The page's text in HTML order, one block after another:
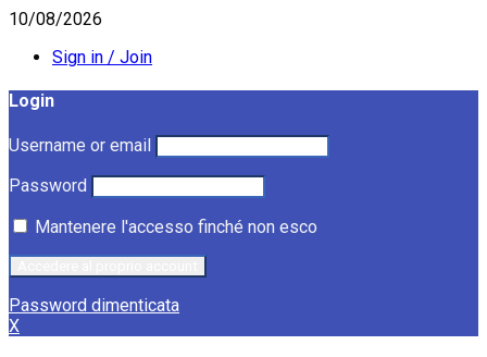
10/08/2026
Sign in / Join
Login
Username or email
Password
Mantenere l'accesso finché non esco
Password dimenticata
X